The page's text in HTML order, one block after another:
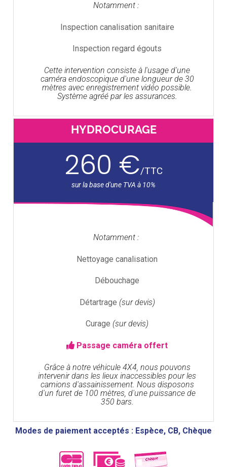
Notamment :
Inspection canalisation sanitaire
Inspection regard égouts
Cette intervention consiste à l'usage d'une
caméra endoscopique d'une longueur de 30
mètres avec enregistrement vidéo possible.
Système agréé par les assurances.
HYDROCURAGE
260 €/TTC
Notamment :
Nettoyage canalisation
Débouchage
Détartrage (sur devis)
Curage (sur devis)
Passage caméra offert
Grâce à notre véhicule 4X4, nous pouvons
intervenir dans les lieux inaccessibles pour les
camions d'assainissement. Nous disposons
d'un furet de 100 mètres, d'une puissance de
350 bars.
Modes de paiement acceptés : Espèce, CB, Chèque